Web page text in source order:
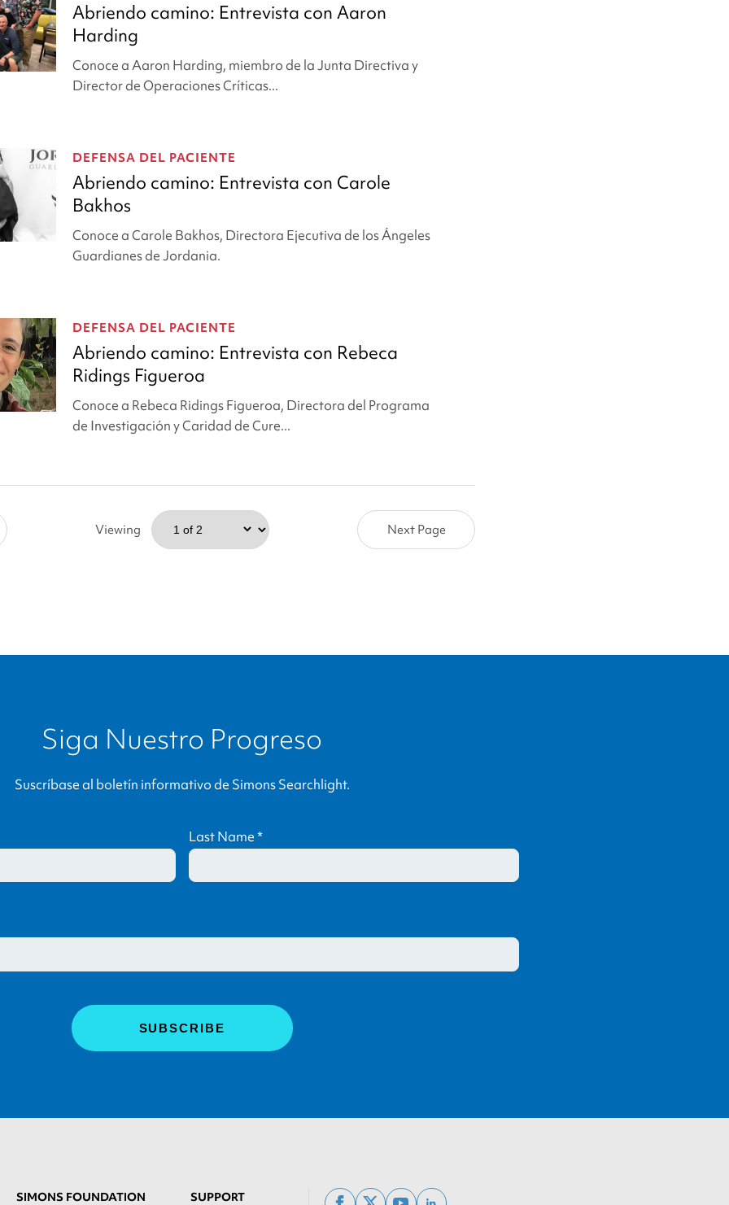
Abriendo camino: Entrevista con Aaron
Harding
Conoce a Aaron Harding, miembro de la Junta Directiva y
Director de Operaciones Críticas...
DEFENSA DEL PACIENTE
Abriendo camino: Entrevista con Carole
Bakhos
Conoce a Carole Bakhos, Directora Ejecutiva de los Ángeles
Guardianes de Jordania.
DEFENSA DEL PACIENTE
Abriendo camino: Entrevista con Rebeca
Ridings Figueroa
Conoce a Rebeca Ridings Figueroa, Directora del Programa
de Investigación y Caridad de Cure...
Viewing Next Page
Siga Nuestro Progreso
Suscríbase al boletín informativo de Simons Searchlight.
Last Name*
SIMONS FOUNDATION SUPPORT